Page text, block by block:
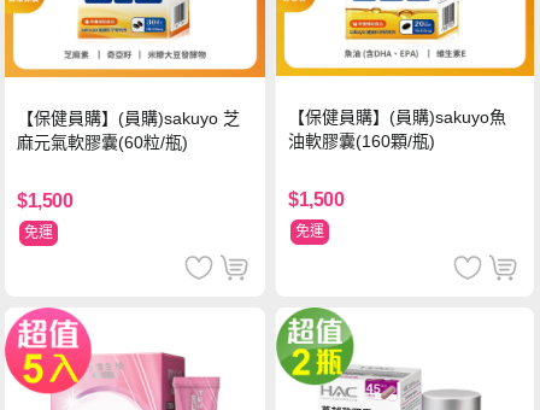
【保健員購】(員購)sakuyo 芝
麻元氣軟膠囊(60粒/瓶)
$1,500
免運
【保健員購】(員購)sakuyo魚
油軟膠囊(160顆/瓶)
$1,500
免運